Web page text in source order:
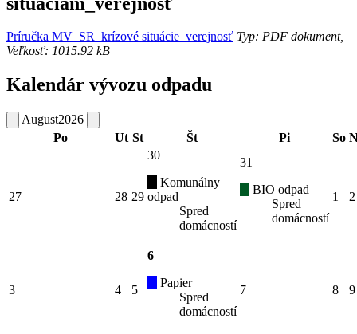
Príručka MV_SR_krízové situácie_verejnosť Typ: PDF dokument,
Veľkosť: 1015.92 kB
Kalendár vývozu odpadu
August2026
Po
Ut St Št Pi So
27 28 29
30
Komunálny
odpad
Spred
domácností
31
BIO odpad
Spred
domácností
1 2
3 4 5
6
Papier
Spred
domácností
7 8 9